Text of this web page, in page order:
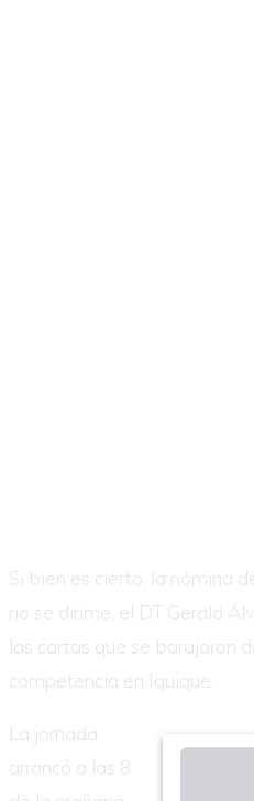
Si bien es cierto, la nómina
no se dirime, el DT Gerald
las cartas que se barajaron
competencia en Iquique.
La jornada
arrancó a las 8